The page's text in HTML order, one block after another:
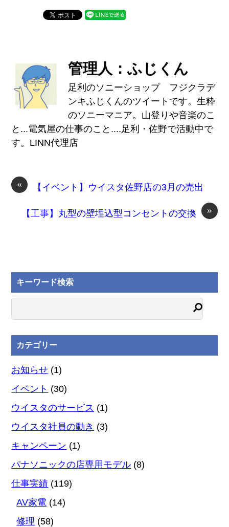
管理人：ふじくん
足利のソニーショップ フジクラデ
ンキふじくんのツイートです。生粋
のソニーマニア。山登りや音楽のこ
と...電気屋の仕事のこと....足利・佐野で活動中で
す。LINN代理店
« 【イベント】ウイスタ佐野店の3月の売出
»
【工事】丸型の壁埋込型コンセントの交換
キーワード検索
カテゴリー
お知らせ (1)
イベント (30)
ウイスタのサービス (1)
ウイスタ社員の動き (3)
キャンペーン (1)
パナソニックの店専用モデル (8)
仕事実績 (119)
AV家電 (14)
修理 (58)